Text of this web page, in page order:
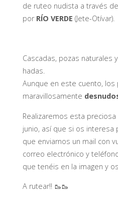
de ruteo nudista a través
por RÍO VERDE (Jete-Otívar).
Cascadas, pozas naturales
hadas.
Aunque en este cuento,
maravillosamente
Realizaremos esta
junio, así que si os interesa
que enviarnos un mail con
correo electrónico y
que tenéis en la imagen y
A rutear!! 🥾🥾